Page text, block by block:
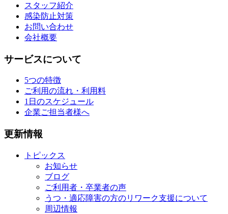
スタッフ紹介
感染防止対策
お問い合わせ
会社概要
サービスについて
5つの特徴
ご利用の流れ・利用料
1日のスケジュール
企業ご担当者様へ
更新情報
トピックス
お知らせ
ブログ
ご利用者・卒業者の声
うつ・適応障害の方のリワーク支援について
周辺情報